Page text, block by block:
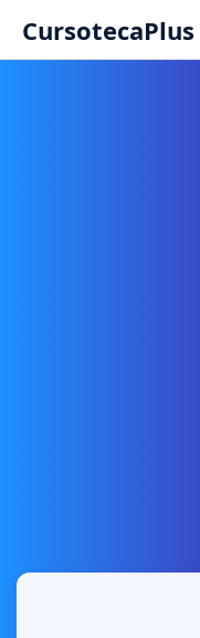
CursotecaPlus